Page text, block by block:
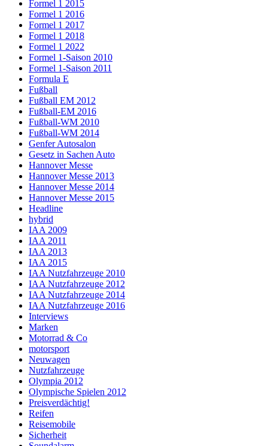
Formel 1 2015
Formel 1 2016
Formel 1 2017
Formel 1 2018
Formel 1 2022
Formel 1-Saison 2010
Formel 1-Saison 2011
Formula E
Fußball
Fußball EM 2012
Fußball-EM 2016
Fußball-WM 2010
Fußball-WM 2014
Genfer Autosalon
Gesetz in Sachen Auto
Hannover Messe
Hannover Messe 2013
Hannover Messe 2014
Hannover Messe 2015
Headline
hybrid
IAA 2009
IAA 2011
IAA 2013
IAA 2015
IAA Nutzfahrzeuge 2010
IAA Nutzfahrzeuge 2012
IAA Nutzfahrzeuge 2014
IAA Nutzfahrzeuge 2016
Interviews
Marken
Motorrad & Co
motorsport
Neuwagen
Nutzfahrzeuge
Olympia 2012
Olympische Spielen 2012
Preisverdächtig!
Reifen
Reisemobile
Sicherheit